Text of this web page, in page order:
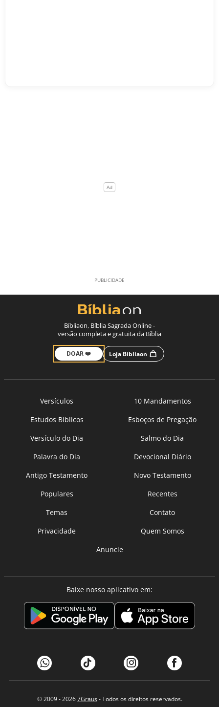
Bíbliaon, Bíblia Sagrada Online -
versão completa e gratuita da Bíblia
DOAR ❤️ Loja Bíbliaon
Versículos
10 Mandamentos
Estudos Bíblicos
Esboços de Pregação
Versículo do Dia
Salmo do Dia
Palavra do Dia
Devocional Diário
Antigo Testamento
Novo Testamento
Populares
Recentes
Temas
Contato
Privacidade
Quem Somos
Anuncie
Baixe nosso aplicativo em:
© 2009 - 20267Graus- Todos os direitos reservados.